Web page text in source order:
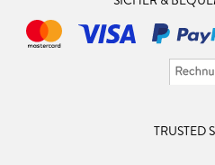
TRUSTED